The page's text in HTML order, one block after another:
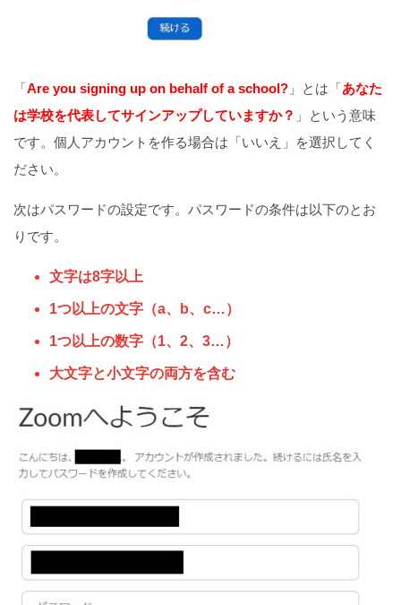
「Are you signing up on behalf of a school? 」とは「あなた
は学校を代表してサインアップしていますか？ 」という意味
です。個人アカウントを作る場合は「いいえ」を選択してく
ださい。
次はパスワードの設定です。パスワードの条件は以下のとお
りです。
文字は8字以上
1つ以上の文字（a、b、c…）
1つ以上の数字（1、2、3…）
大文字と小文字の両方を含む